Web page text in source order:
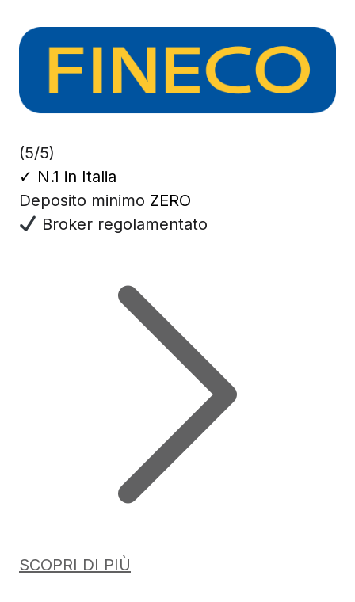
(5/5)
✓ N.1 in Italia
Deposito minimo ZERO
Broker regolamentato
SCOPRI DI PIÙ